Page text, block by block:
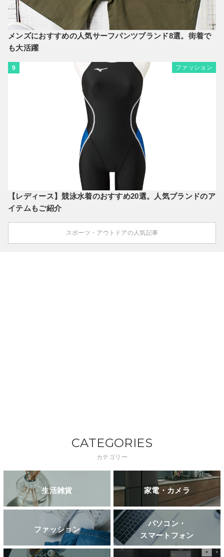
メンズにおすすめの人気サーフパンツブランド8選。街着で
も大活躍
9 ファッション
【レディース】競泳水着のおすすめ20選。人気ブランドのア
イテムもご紹介
スポーツ・アウトドアの人気記事
CATEGORIES
カテゴリー
生活雑貨 家電・カメラ
ファッション
パソコン・
スマートフォン